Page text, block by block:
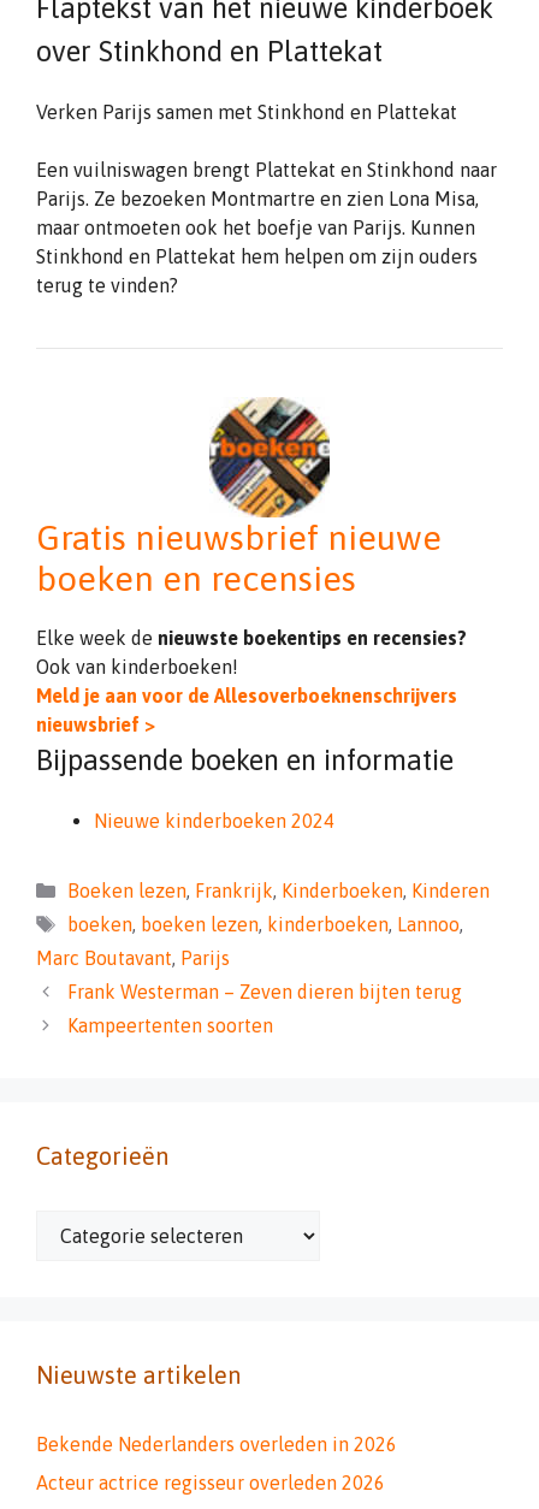
Flaptekst van het nieuwe kinderboek
over Stinkhond en Plattekat
Verken Parijs samen met Stinkhond en Plattekat
Een vuilniswagen brengt Plattekat en Stinkhond naar
Parijs. Ze bezoeken Montmartre en zien Lona Misa,
maar ontmoeten ook het boefje van Parijs. Kunnen
Stinkhond en Plattekat hem helpen om zijn ouders
terug te vinden?
Gratis nieuwsbrief nieuwe
boeken en recensies
Elke week de nieuwste boekentips en recensies?
Ook van kinderboeken!
Meld je aan voor de Allesoverboeknenschrijvers
nieuwsbrief >
Bijpassende boeken en informatie
Nieuwe kinderboeken 2024
Categorieën
Boeken lezen, Frankrijk, Kinderboeken, Kinderen
Tags
boeken, boeken lezen, kinderboeken, Lannoo,
Marc Boutavant, Parijs
Frank Westerman – Zeven dieren bijten terug
Kampeertenten soorten
Categorieën
Categorieën
Nieuwste artikelen
Bekende Nederlanders overleden in 2026
Acteur actrice regisseur overleden 2026